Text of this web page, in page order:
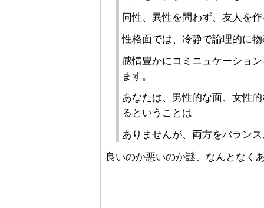
同性、異性を問わず、友人を
性格面では、冷静で論理的に
感情豊かにコミニュケーショ
ます。
あなたは、男性的な面、女性
るということは
ありませんが、両方をバラン
良いのか悪いのか謎、なんとなく